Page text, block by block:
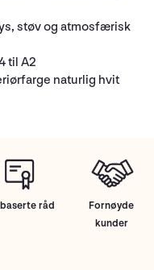
støv og atmosfærisk
til A2
naturlig hvit
råd
Fornøyde
kunder